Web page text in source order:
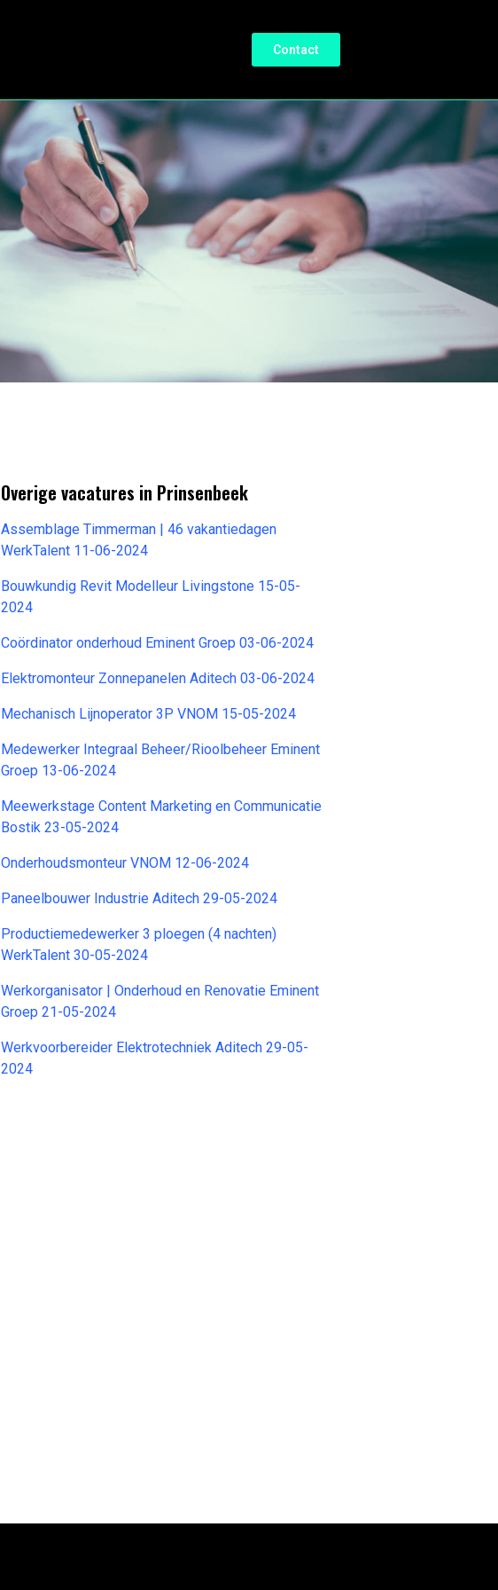
Contact
Overige vacatures in Prinsenbeek
Assemblage Timmerman | 46 vakantiedagen
WerkTalent 11-06-2024
Bouwkundig Revit Modelleur Livingstone 15-05-
2024
Coördinator onderhoud Eminent Groep 03-06-2024
Elektromonteur Zonnepanelen Aditech 03-06-2024
Mechanisch Lijnoperator 3P VNOM 15-05-2024
Medewerker Integraal Beheer/Rioolbeheer Eminent
Groep 13-06-2024
Meewerkstage Content Marketing en Communicatie
Bostik 23-05-2024
Onderhoudsmonteur VNOM 12-06-2024
Paneelbouwer Industrie Aditech 29-05-2024
Productiemedewerker 3 ploegen (4 nachten)
WerkTalent 30-05-2024
Werkorganisator | Onderhoud en Renovatie Eminent
Groep 21-05-2024
Werkvoorbereider Elektrotechniek Aditech 29-05-
2024